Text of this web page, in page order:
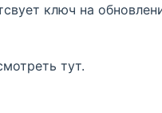
ключ на
тут.